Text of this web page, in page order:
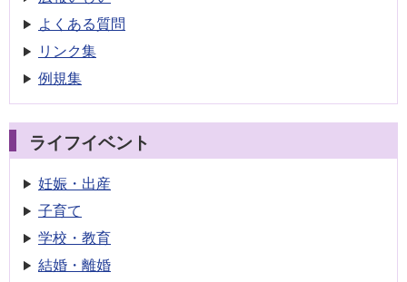
よくある質問
リンク集
例規集
ライフイベント
妊娠・出産
子育て
学校・教育
結婚・離婚